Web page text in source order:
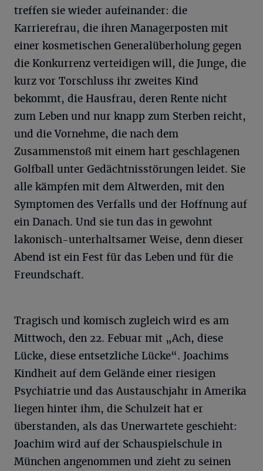
treffen sie wieder aufeinander: die
Karrierefrau, die ihren Managerposten mit
einer kosmetischen Generalüberholung gegen
die Konkurrenz verteidigen will, die Junge, die
kurz vor Torschluss ihr zweites Kind
bekommt, die Hausfrau, deren Rente nicht
zum Leben und nur knapp zum Sterben reicht,
und die Vornehme, die nach dem
Zusammenstoß mit einem hart geschlagenen
Golfball unter Gedächtnisstörungen leidet. Sie
alle kämpfen mit dem Altwerden, mit den
Symptomen des Verfalls und der Hoffnung auf
ein Danach. Und sie tun das in gewohnt
lakonisch-unterhaltsamer Weise, denn dieser
Abend ist ein Fest für das Leben und für die
Freundschaft.
Tragisch und komisch zugleich wird es am
Mittwoch, den 22. Febuar mit „Ach, diese
Lücke, diese entsetzliche Lücke“. Joachims
Kindheit auf dem Gelände einer riesigen
Psychiatrie und das Austauschjahr in Amerika
liegen hinter ihm, die Schulzeit hat er
überstanden, als das Unerwartete geschieht:
Joachim wird auf der Schauspielschule in
München angenommen und zieht zu seinen